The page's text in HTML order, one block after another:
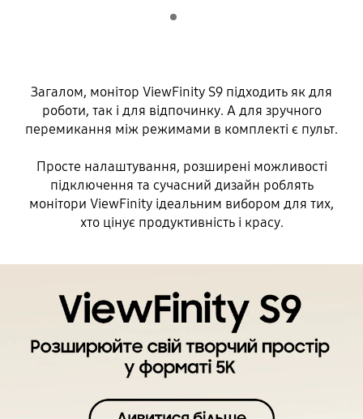
Загалом, монітор ViewFinity S9 підходить як для
роботи, так і для відпочинку. А для зручного
перемикання між режимами в комплекті є пульт.
Просте налаштування, розширені можливості
підключення та сучасний дизайн роблять
монітори ViewFinity ідеальним вибором для тих,
хто цінує продуктивність і красу.